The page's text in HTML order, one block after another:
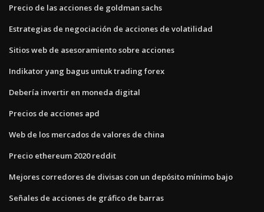
Precio de las acciones de goldman sachs
Estrategias de negociación de acciones de volatilidad
Sitios web de asesoramiento sobre acciones
Indikator yang bagus untuk trading forex
Debería invertir en moneda digital
Precios de acciones apd
Web de los mercados de valores de china
Precio ethereum 2020 reddit
Mejores corredores de divisas con un depósito mínimo bajo
Señales de acciones de gráfico de barras